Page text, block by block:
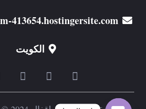
413654.hostingersite.com
الكويت